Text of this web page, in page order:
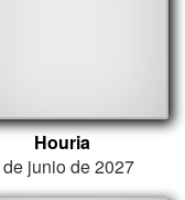
Houria
junio de 2027